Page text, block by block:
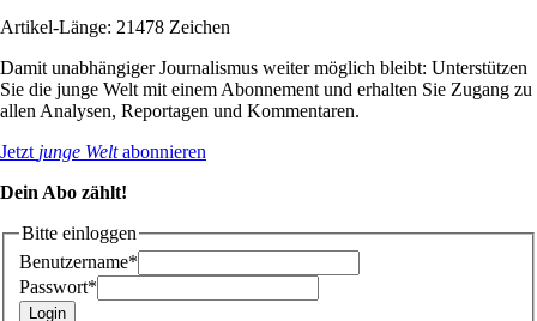
Artikel-Länge: 21478 Zeichen
Damit unabhängiger Journalismus weiter möglich bleibt: Unterstützen
Sie die junge Welt mit einem Abonnement und erhalten Sie Zugang zu
allen Analysen, Reportagen und Kommentaren.
Jetzt junge Weltabonnieren
Dein Abo zählt!
Bitte einloggen
Benutzername*
Passwort*